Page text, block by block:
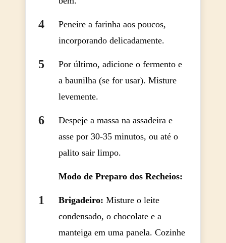
Peneire a farinha aos poucos,
incorporando delicadamente.
Por último, adicione o fermento e
a baunilha (se for usar). Misture
levemente.
Despeje a massa na assadeira e
asse por 30-35 minutos, ou até o
palito sair limpo.
Modo de Preparo dos Recheios:
Brigadeiro: Misture o leite
condensado, o chocolate e a
manteiga em uma panela. Cozinhe